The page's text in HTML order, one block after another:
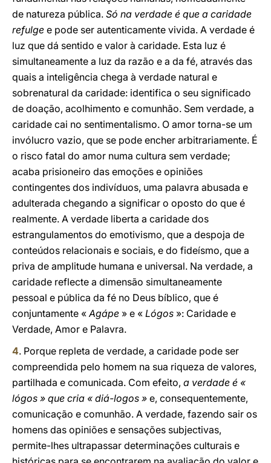
de natureza pública. Só na verdade é que a caridade
refulge e pode ser autenticamente vivida. A verdade é
luz que dá sentido e valor à caridade. Esta luz é
simultaneamente a luz da razão e a da fé, através das
quais a inteligência chega à verdade natural e
sobrenatural da caridade: identifica o seu significado
de doação, acolhimento e comunhão. Sem verdade, a
caridade cai no sentimentalismo. O amor torna-se um
invólucro vazio, que se pode encher arbitrariamente. É
o risco fatal do amor numa cultura sem verdade;
acaba prisioneiro das emoções e opiniões
contingentes dos indivíduos, uma palavra abusada e
adulterada chegando a significar o oposto do que é
realmente. A verdade liberta a caridade dos
estrangulamentos do emotivismo, que a despoja de
conteúdos relacionais e sociais, e do fideísmo, que a
priva de amplitude humana e universal. Na verdade, a
caridade reflecte a dimensão simultaneamente
pessoal e pública da fé no Deus bíblico, que é
conjuntamente «Agápe » e « Lógos »: Caridade e
Verdade, Amor e Palavra.
4. Porque repleta de verdade, a caridade pode ser
compreendida pelo homem na sua riqueza de valores,
partilhada e comunicada. Com efeito, a verdade é «
lógos » que cria « diá-logos » e, consequentemente,
comunicação e comunhão. A verdade, fazendo sair os
homens das opiniões e sensações subjectivas,
permite-lhes ultrapassar determinações culturais e